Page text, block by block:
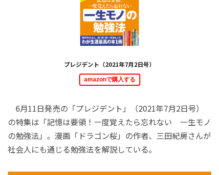
プレジデント（2021年7月2日号）
amazonで購入する
6月11日発売の「プレジデント」（2021年7月2日号）
の特集は「記憶は要領！一度覚えたら忘れない 一生モノ
の勉強法」。漫画「ドラゴン桜」の作者、三田紀房さんが
社会人にも通じる勉強法を解説している。